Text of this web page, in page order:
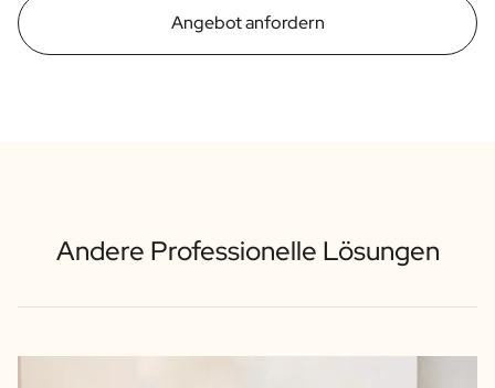
Angebot anfordern
Andere Professionelle Lösungen